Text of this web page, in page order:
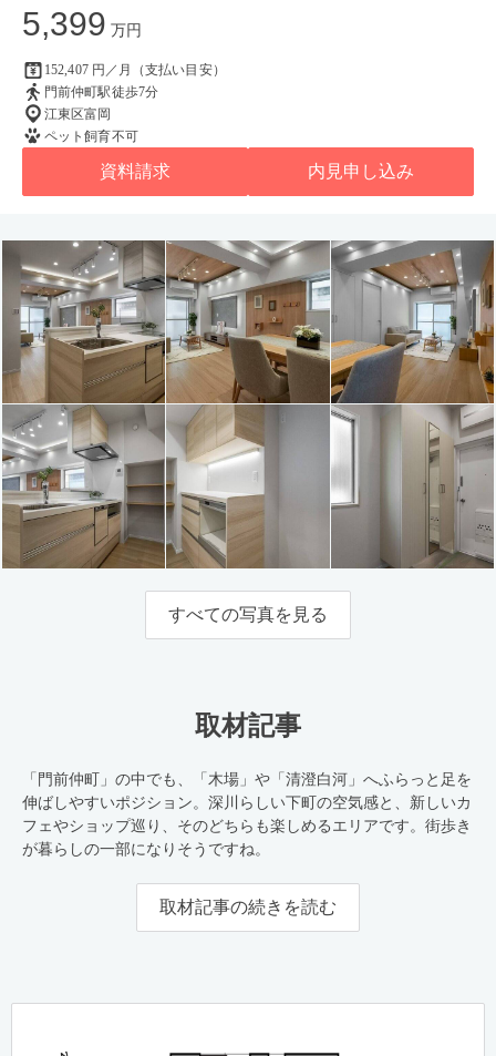
5,399 万円
152,407 円／月（支払い目安）
門前仲町駅徒歩7分
江東区富岡
ペット飼育不可
資料請求 内見申し込み
すべての写真を見る
取材記事
「門前仲町」の中でも、「木場」や「清澄白河」へふらっと足を
伸ばしやすいポジション。深川らしい下町の空気感と、新しいカ
フェやショップ巡り、そのどちらも楽しめるエリアです。街歩き
が暮らしの一部になりそうですね。
取材記事の続きを読む